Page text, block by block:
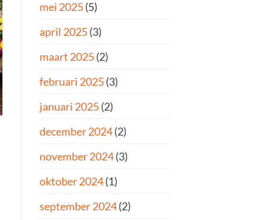
mei 2025(5)
april 2025(3)
maart 2025(2)
februari 2025(3)
januari 2025(2)
december 2024(2)
november 2024(3)
oktober 2024(1)
september 2024(2)